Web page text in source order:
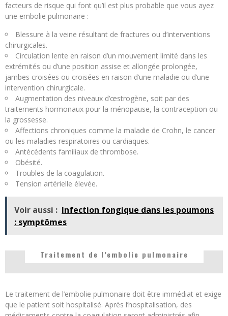
facteurs de risque qui font qu’il est plus probable que vous ayez
une embolie pulmonaire :
Blessure à la veine résultant de fractures ou d’interventions
chirurgicales.
Circulation lente en raison d’un mouvement limité dans les
extrémités ou d’une position assise et allongée prolongée,
jambes croisées ou croisées en raison d’une maladie ou d’une
intervention chirurgicale.
Augmentation des niveaux d’œstrogène, soit par des
traitements hormonaux pour la ménopause, la contraception ou
la grossesse.
Affections chroniques comme la maladie de Crohn, le cancer
ou les maladies respiratoires ou cardiaques.
Antécédents familiaux de thrombose.
Obésité.
Troubles de la coagulation.
Tension artérielle élevée.
Voir aussi : Infection fongique dans les poumons
: symptômes
Traitement de l’embolie pulmonaire
Le traitement de l’embolie pulmonaire doit être immédiat et exige
que le patient soit hospitalisé. Après l’hospitalisation, des